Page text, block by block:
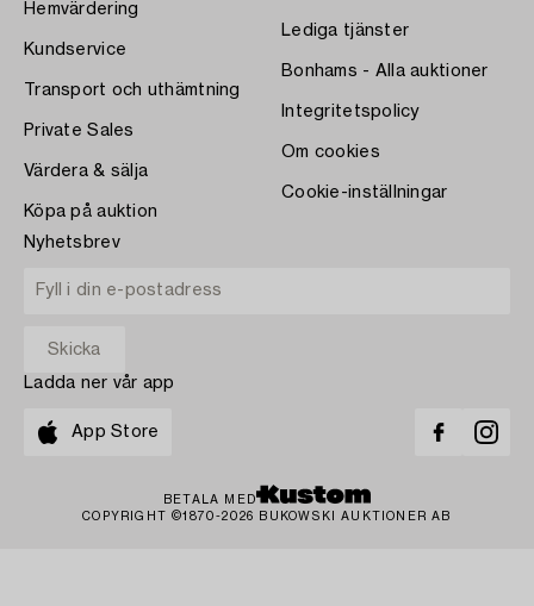
Hemvärdering
Kundservice
Transport och uthämtning
Private Sales
Värdera & sälja
Köpa på auktion
Lediga tjänster
Bonhams - Alla auktioner
Integritetspolicy
Om cookies
Cookie-inställningar
Nyhetsbrev
Ladda ner vår app
App Store
BETALA MED
COPYRIGHT ©1870-2026 BUKOWSKI AUKTIONER AB